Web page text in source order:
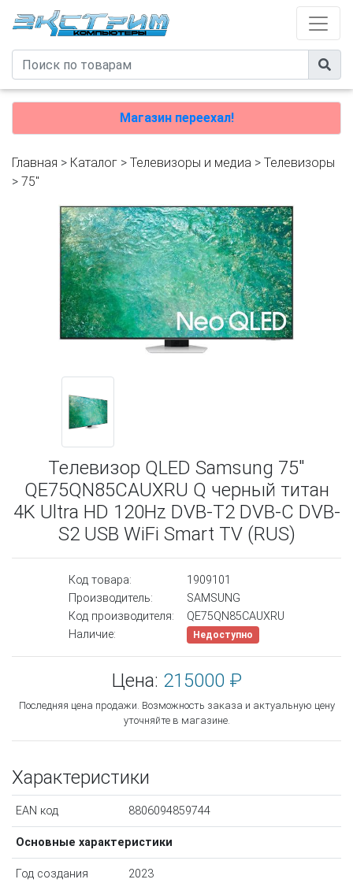
Магазин переехал!
Главная > Каталог > Телевизоры и медиа > Телевизоры
> 75"
Телевизор QLED Samsung 75"
QE75QN85CAUXRU Q черный титан
4K Ultra HD 120Hz DVB-T2 DVB-C DVB-
S2 USB WiFi Smart TV (RUS)
Код товара:
1909101
Производитель:
SAMSUNG
Код производителя:
QE75QN85CAUXRU
Наличие:
Недоступно
Цена: 215000 ₽
Последняя цена продажи. Возможность заказа и актуальную цену
уточняйте в магазине.
Характеристики
EAN код 8806094859744
Основные характеристики
Год создания
2023